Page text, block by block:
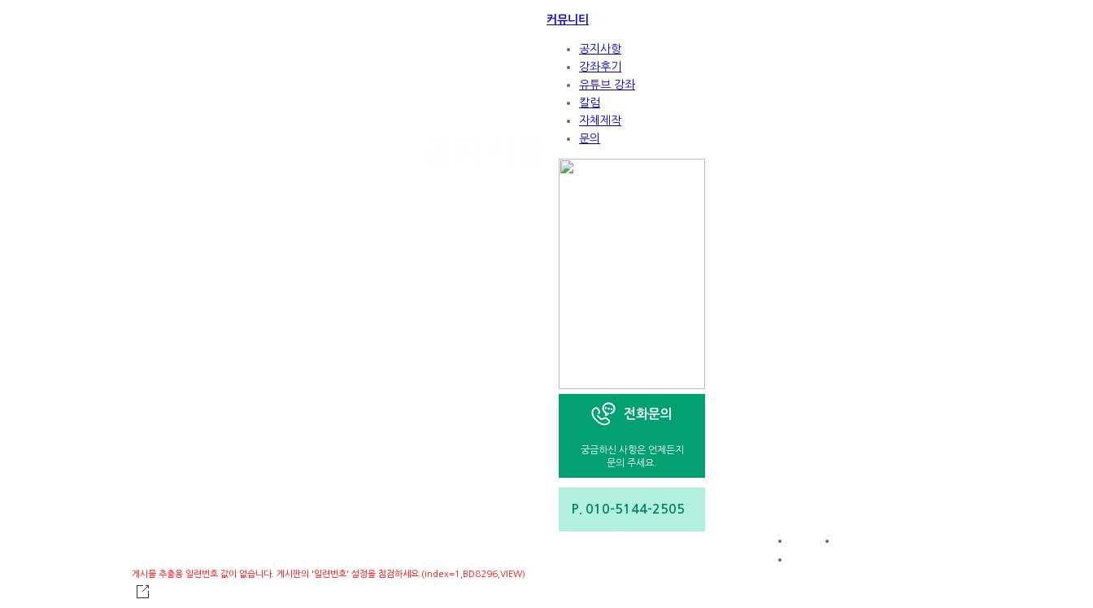
커뮤니티
공지사항
강좌후기
유튜브 강좌
칼럼
자체제작
문의
전화문의
궁금하신 사항은 언제든지
문의 주세요.
P. 010-5144-2505
게시물 추출용 일련번호 값이 없습니다. 게시판의 '일련번호' 설정을 점검하세요.(index=1,BD8296,VIEW)
이용약관